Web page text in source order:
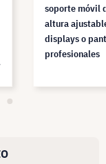
soporte móvil
altura
displays o
profesionales